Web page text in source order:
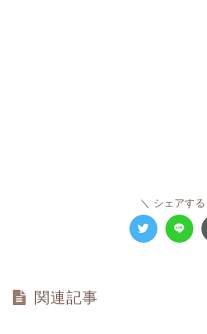
シェアする
関連記事